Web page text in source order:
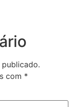
com *